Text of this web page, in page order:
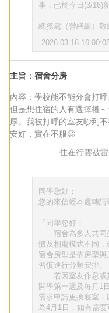
事，已於今日(3/16)
總務處（營繕組）敬
2026-03-16
主旨：宿舍分房
內容：學校能不能分會打
但是想住宿的人有選擇權
厚。我被打呼的室友吵到
安好，實在不服🥴
住在行雲被
同學您好：
您的來信經本處轉請
「同學您好：
宿舍為多人共同
慣及相處模式不同
宿舍房型是依房型
習慣進行分類安排。
若因室友作息或其
開學第一週及每月1
需求申請更換寢室
為4月1日，如有需